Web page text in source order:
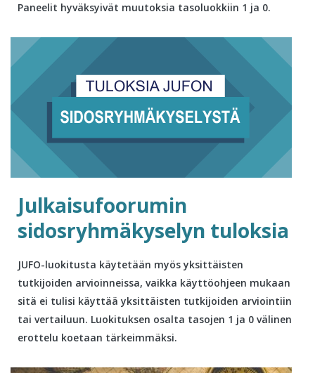
Paneelit hyväksyivät muutoksia tasoluokkiin 1 ja 0.
Julkaisufoorumin
sidosryhmäkyselyn tuloksia
JUFO-luokitusta käytetään myös yksittäisten
tutkijoiden arvioinneissa, vaikka käyttöohjeen mukaan
sitä ei tulisi käyttää yksittäisten tutkijoiden arviointiin
tai vertailuun. Luokituksen osalta tasojen 1 ja 0 välinen
erottelu koetaan tärkeimmäksi.